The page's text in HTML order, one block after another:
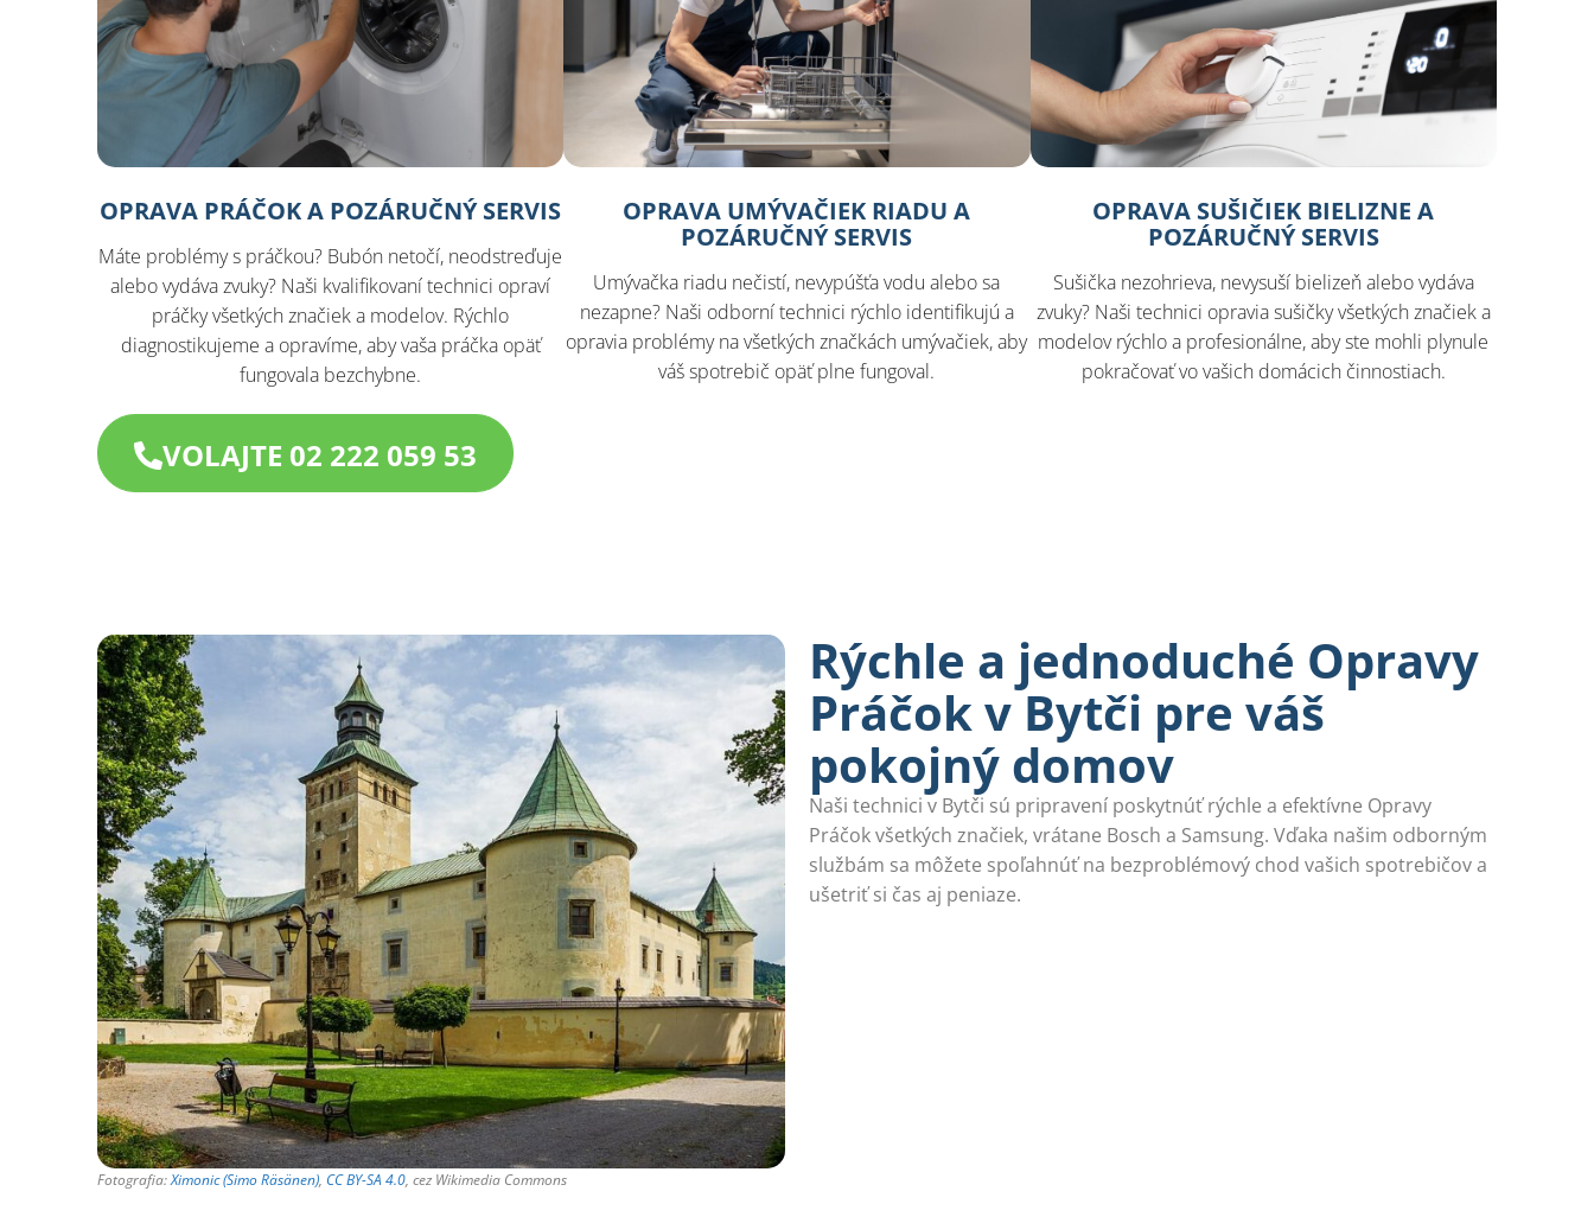
OPRAVA PRÁČOK A POZÁRUČNÝ SERVIS
Máte problémy s práčkou? Bubón netočí, neodstreďuje
alebo vydáva zvuky? Naši kvalifikovaní technici opraví
práčky všetkých značiek a modelov. Rýchlo
diagnostikujeme a opravíme, aby vaša práčka opäť
fungovala bezchybne.
OPRAVA UMÝVAČIEK RIADU A
POZÁRUČNÝ SERVIS
Umývačka riadu nečistí, nevypúšťa vodu alebo sa
nezapne? Naši odborní technici rýchlo identifikujú a
opravia problémy na všetkých značkách umývačiek, aby
váš spotrebič opäť plne fungoval.
OPRAVA SUŠIČIEK BIELIZNE A
POZÁRUČNÝ SERVIS
Sušička nezohrieva, nevysuší bielizeň alebo vydáva
zvuky? Naši technici opravia sušičky všetkých značiek a
modelov rýchlo a profesionálne, aby ste mohli plynule
pokračovať vo vašich domácich činnostiach.
VOLAJTE 02 222 059 53
Fotografia:Ximonic (Simo Räsänen), CC BY-SA 4.0, cez Wikimedia Commons
Rýchle a jednoduché Opravy
Práčok v Bytči pre váš
pokojný domov
Naši technici v Bytči sú pripravení poskytnúť rýchle a efektívne Opravy
Práčok všetkých značiek, vrátane Bosch a Samsung. Vďaka našim odborným
službám sa môžete spoľahnúť na bezproblémový chod vašich spotrebičov a
ušetriť si čas aj peniaze.